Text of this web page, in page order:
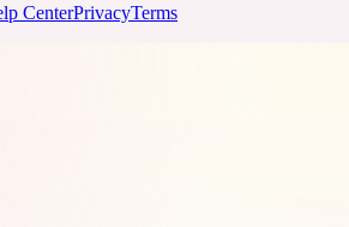
CenterPrivacyTerms